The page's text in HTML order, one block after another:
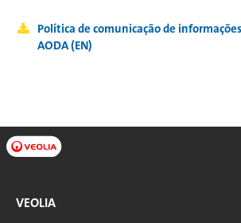
Política de comunicação de
AODA (EN)
VEOLIA